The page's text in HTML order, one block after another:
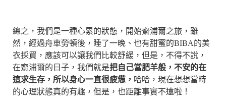
總之，我們是一種心累的狀態，開始齋浦爾之旅，雖
然，經過舟車勞頓後，睡了一晚、也有甜蜜的BIBA的美
衣採買，應該可以讓我們比較舒緩，但是，不得不說，
在齋浦爾的日子，我們就是把自己當肥羊般，不安的在
這求生存，所以身心一直很疲憊， 哈哈，現在想想當時
的心理狀態真的有趣，但是，也距離事實不遠啦！